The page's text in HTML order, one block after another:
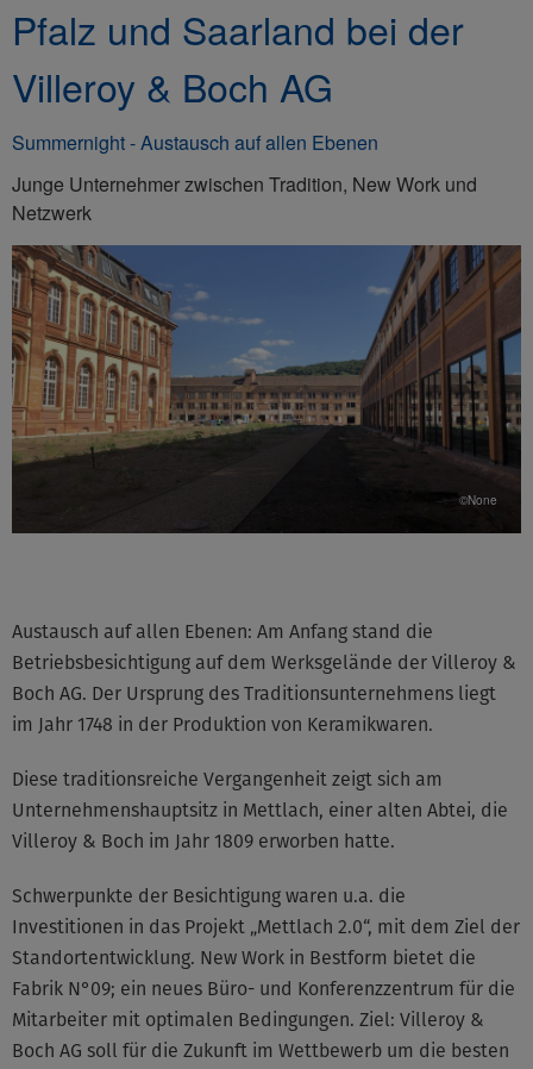
Pfalz und Saarland bei der
Villeroy & Boch AG
Summernight - Austausch auf allen Ebenen
Junge Unternehmer zwischen Tradition, New Work und
Netzwerk
©None
Austausch auf allen Ebenen: Am Anfang stand die
Betriebsbesichtigung auf dem Werksgelände der Villeroy &
Boch AG. Der Ursprung des Traditionsunternehmens liegt
im Jahr 1748 in der Produktion von Keramikwaren.
Diese traditionsreiche Vergangenheit zeigt sich am
Unternehmenshauptsitz in Mettlach, einer alten Abtei, die
Villeroy & Boch im Jahr 1809 erworben hatte.
Schwerpunkte der Besichtigung waren u.a. die
Investitionen in das Projekt „Mettlach 2.0“, mit dem Ziel der
Standortentwicklung. New Work in Bestform bietet die
Fabrik N°09; ein neues Büro- und Konferenzzentrum für die
Mitarbeiter mit optimalen Bedingungen. Ziel: Villeroy &
Boch AG soll für die Zukunft im Wettbewerb um die besten